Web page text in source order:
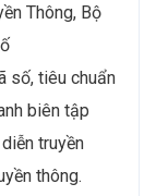
Thông, Bộ
số, tiêu chuẩn
biên tập
truyền
thông.